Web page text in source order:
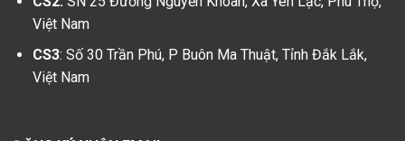
Việt Nam
CS3: Số 30 Trần Phú, P Buôn Ma Thuật, Tỉnh Đắk Lắk,
Việt Nam